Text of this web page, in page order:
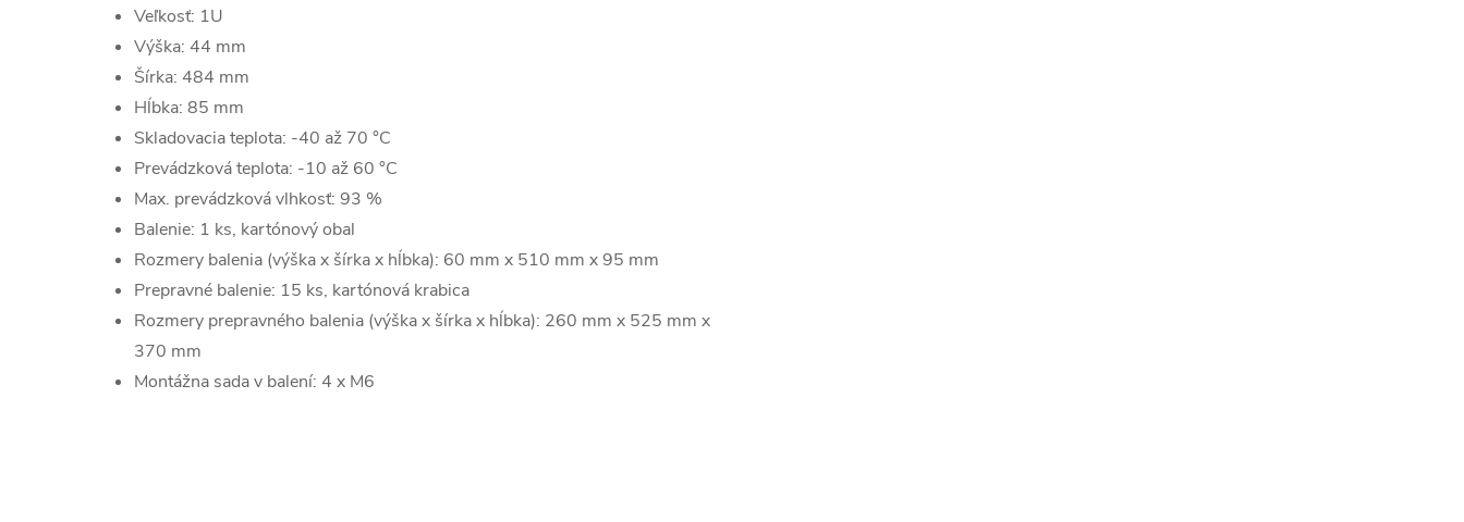
Veľkosť: 1U
Výška: 44 mm
Šírka: 484 mm
Hĺbka: 85 mm
Skladovacia teplota: -40 až 70 °C
Prevádzková teplota: -10 až 60 °C
Max. prevádzková vlhkosť: 93 %
Balenie: 1 ks, kartónový obal
Rozmery balenia (výška x šírka x hĺbka): 60 mm x 510 mm x 95 mm
Prepravné balenie: 15 ks, kartónová krabica
Rozmery prepravného balenia (výška x šírka x hĺbka): 260 mm x 525 mm x
370 mm
Montážna sada v balení: 4 x M6